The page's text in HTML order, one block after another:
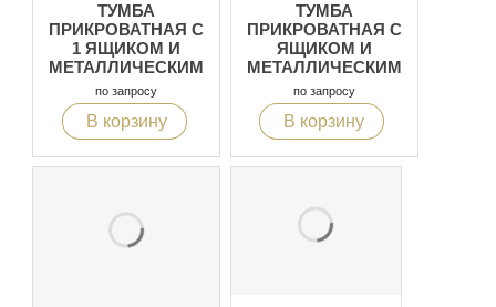
ТУМБА
ПРИКРОВАТНАЯ С
1 ЯЩИКОМ И
МЕТАЛЛИЧЕСКИМ
КАРКАСОМ
по запросу
В корзину
ТУМБА
ПРИКРОВАТНАЯ С
ЯЩИКОМ И
МЕТАЛЛИЧЕСКИМ
КАРКАСОМ
по запросу
В корзину